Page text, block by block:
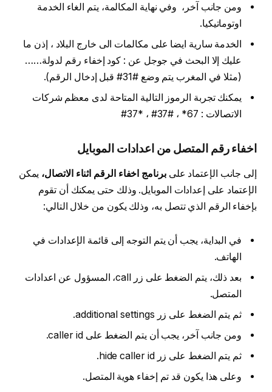
ومن جانب آخر، وفي نهاية المكالمة، يتم الغاء الخدمة
اوتوماتيكيا.
الخدمة سارية ايضا على مكالمات الى خارج البلاد ، إذن ما
عليك إلا البحث في جوجل عن : كود إخفاء رقم لدولة……
(مثلا في المغرب يتم وضع #31# قبل إدخال الرقم).
يمكنك تجربة الرموز التالية المتاحة لدى معظم شركات
الاتصالات : 67* ، #37# ، *37#
اخفاء رقم المتصل من اعدادات الموبايل
إلى جانب الإعتماد علىبرنامج اخفاء الرقم اثناء الاتصال، يمكن
الإعتماد على إعدادات الموبايل. وذلك حتى يمكنك أن تقوم
بإخفاء الرقم الذي تتصل به، وذلك يكون من خلال التالي:
في البداية، يجب أن يتم التوجه إلى قائمة الإعدادات في
الهاتف.
بعد ذلك، يتم الضغط على زر call، المسؤول عن اعدادات
المتصل.
ثم يتم الضغط على زر additional settings.
ومن جانب آخر، يجب أن يتم الضغط على caller id.
ثم يتم الضغط على زر hide caller id.
وعلى هذا يكون قد تم إخفاء هوية المتصل.